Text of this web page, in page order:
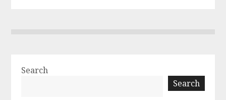
Search
Search